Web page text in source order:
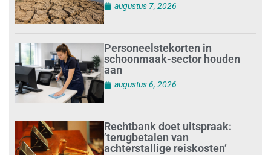
augustus 7, 2026
Personeelstekorten in
schoonmaak-sector houden
aan
augustus 6, 2026
Rechtbank doet uitspraak:
’terugbetalen van
achterstallige reiskosten’